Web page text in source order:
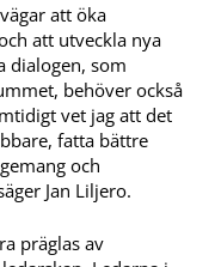
att öka
att utveckla nya
dialogen, som
behöver också
vet jag att det
fatta bättre
och
Jan Liljero.
präglas av